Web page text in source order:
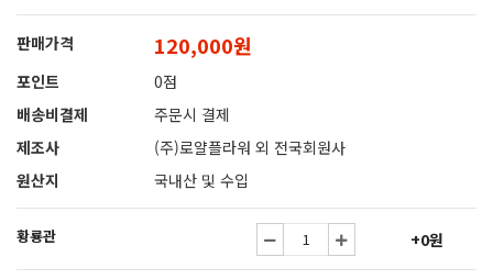
판매가격 120,000원
포인트
0점
배송비결제
주문시 결제
제조사
(주)로얄플라워 외 전국회원사
원산지
국내산 및 수입
황룡관 +0원